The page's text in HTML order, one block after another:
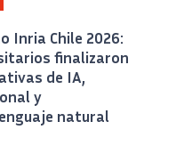
Inria Chile 2026:
finalizaron
de IA,
y
natural